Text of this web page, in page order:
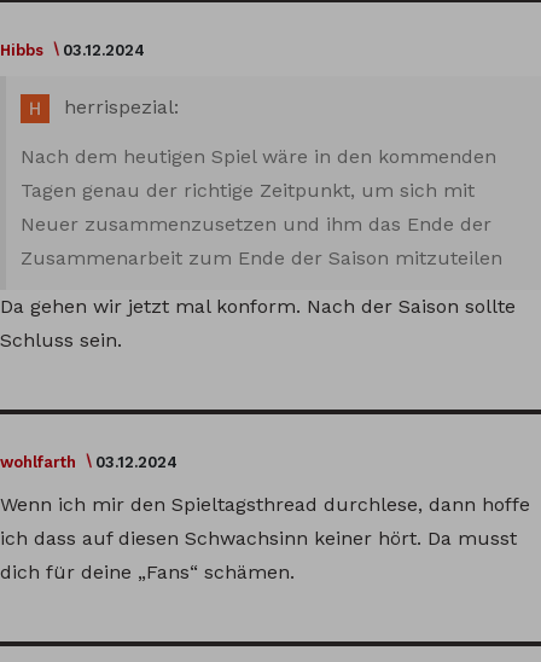
Hibbs 03.12.2024
herrispezial:
Nach dem heutigen Spiel wäre in den kommenden
Tagen genau der richtige Zeitpunkt, um sich mit
Neuer zusammenzusetzen und ihm das Ende der
Zusammenarbeit zum Ende der Saison mitzuteilen
Da gehen wir jetzt mal konform. Nach der Saison sollte
Schluss sein.
wohlfarth 03.12.2024
Wenn ich mir den Spieltagsthread durchlese, dann hoffe
ich dass auf diesen Schwachsinn keiner hört. Da musst
dich für deine „Fans“ schämen.